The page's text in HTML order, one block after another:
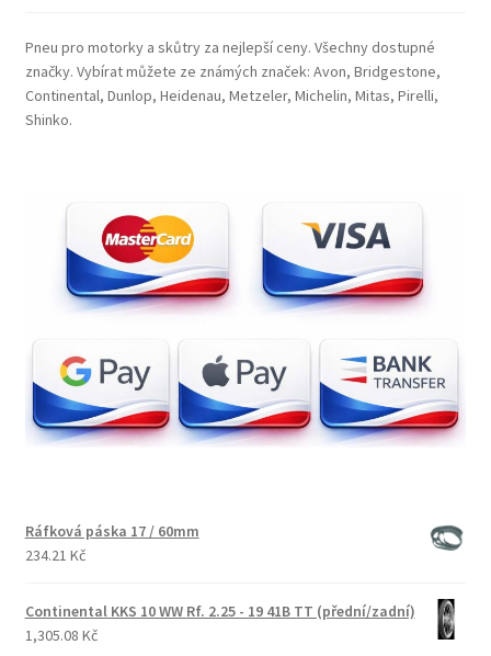
Pneu pro motorky a skůtry za nejlepší ceny. Všechny dostupné
značky. Vybírat můžete ze známých značek: Avon, Bridgestone,
Continental, Dunlop, Heidenau, Metzeler, Michelin, Mitas, Pirelli,
Shinko.
Ráfková páska 17 / 60mm
234.21 Kč
Continental KKS 10 WW Rf. 2.25 - 19 41B TT (přední/zadní)
1,305.08 Kč